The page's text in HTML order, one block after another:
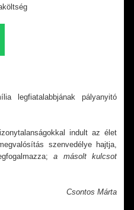
legfiatalabbjának pályanyitó
indult az élet
szenvedélye hajtja,
a másolt kulcsot
Csontos Márta